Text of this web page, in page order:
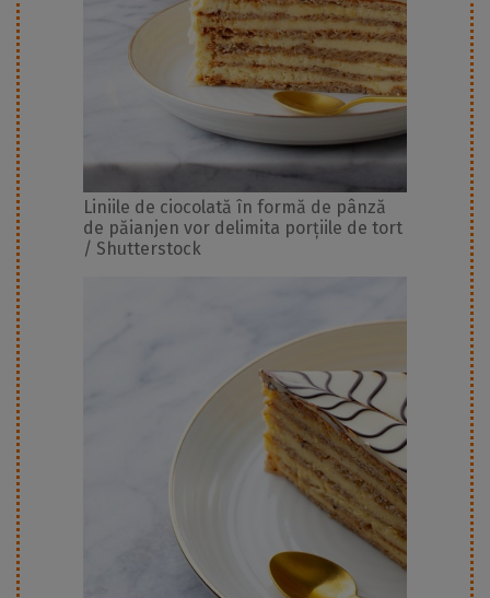
Liniile de ciocolată în formă de pânză
de păianjen vor delimita porțiile de tort
/ Shutterstock